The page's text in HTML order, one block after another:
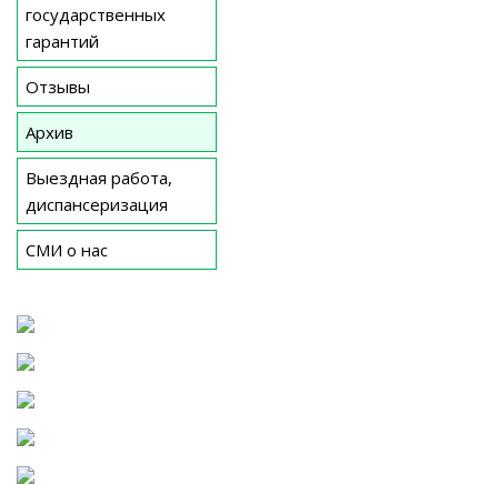
государственных
гарантий
Отзывы
Архив
Выездная работа,
диспансеризация
СМИ о нас